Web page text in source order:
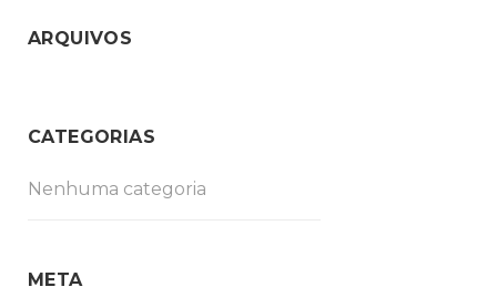
ARQUIVOS
CATEGORIAS
Nenhuma categoria
META